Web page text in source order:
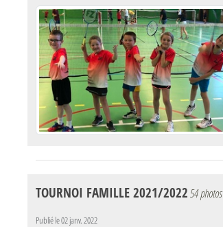
TOURNOI FAMILLE 2021/2022 54 photos
Publié le02 janv. 2022